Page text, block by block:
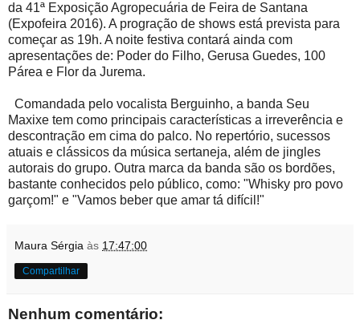
da 41ª Exposição Agropecuária de Feira de Santana
(Expofeira 2016). A progração de shows está prevista para
começar as 19h. A noite festiva contará ainda com
apresentações de: Poder do Filho, Gerusa Guedes, 100
Párea e Flor da Jurema.
Comandada pelo vocalista Berguinho, a banda Seu
Maxixe tem como principais características a irreverência e
descontração em cima do palco. No repertório, sucessos
atuais e clássicos da música sertaneja, além de jingles
autorais do grupo. Outra marca da banda são os bordões,
bastante conhecidos pelo público, como: "Whisky pro povo
garçom!" e "Vamos beber que amar tá difícil!"
Maura Sérgia às 17:47:00
Compartilhar
Nenhum comentário: